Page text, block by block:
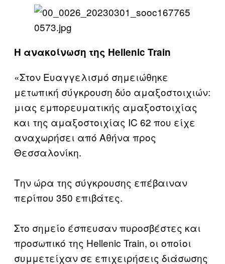
Η ανακοίνωση της Hellenic Train
«Στον Ευαγγελισμό σημειώθηκε
μετωπική σύγκρουση δύο αμαξοστοιχιών:
μιας εμπορευματικής αμαξοστοιχίας
και της αμαξοστοιχίας IC 62 που είχε
αναχωρήσει από Αθήνα προς
Θεσσαλονίκη.
Την ώρα της σύγκρουσης επέβαιναν
περίπου 350 επιβάτες.
Στο σημείο έσπευσαν πυροσβέστες και
προσωπικό της Hellenic Train, οι οποίοι
συμμετείχαν σε επιχειρήσεις διάσωσης